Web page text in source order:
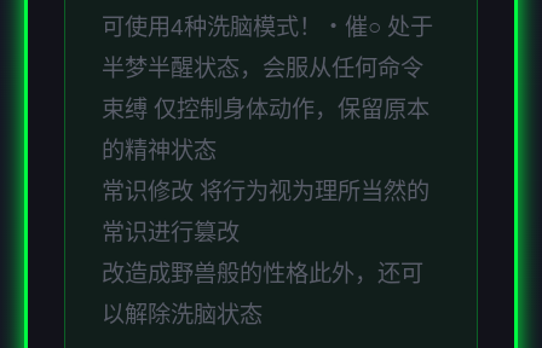
可使用4种洗脑模式！・催○ 处于
半梦半醒状态，会服从任何命令
束缚 仅控制身体动作，保留原本
的精神状态
常识修改 将行为视为理所当然的
常识进行篡改
改造成野兽般的性格此外，还可
以解除洗脑状态